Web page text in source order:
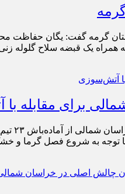
گرمه گفت: یگان حفاظت
یک قبضه سلاح گلوله
به
و با توجه به شروع فصل گرما